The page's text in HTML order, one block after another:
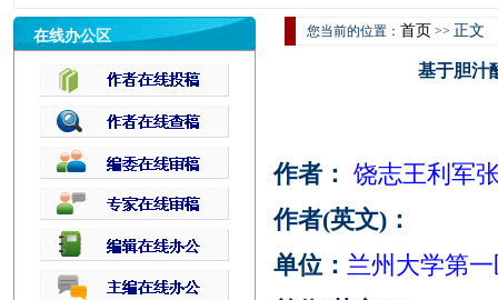
在线办公区 您当前的位置： 首页 >> 正文
基于胆汁
作者： 饶志王利军
作者(英文)：
单位： 兰州大学第